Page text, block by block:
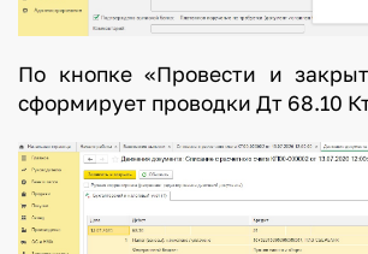
По кнопке «Провести и
сформирует проводки Дт 68.10